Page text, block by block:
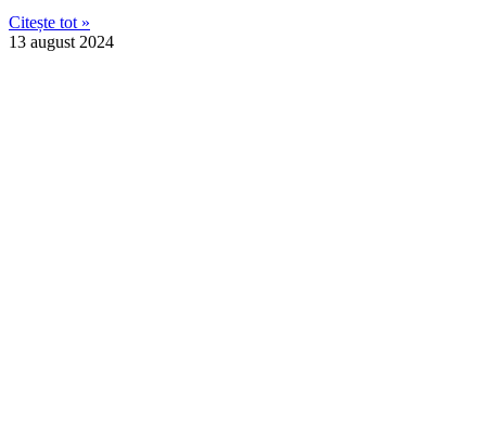
Citește tot »
13 august 2024